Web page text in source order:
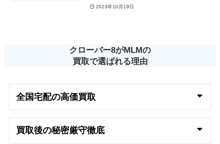
2023年10月19日
クローバー8がMLMの
買取で選ばれる理由
全国宅配の高価買取
買取後の秘密厳守徹底